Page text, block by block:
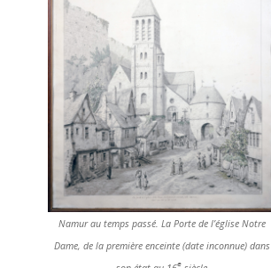
Namur au temps passé. La Porte de l’église Notre
Dame, de la première enceinte (date inconnue) dans
e